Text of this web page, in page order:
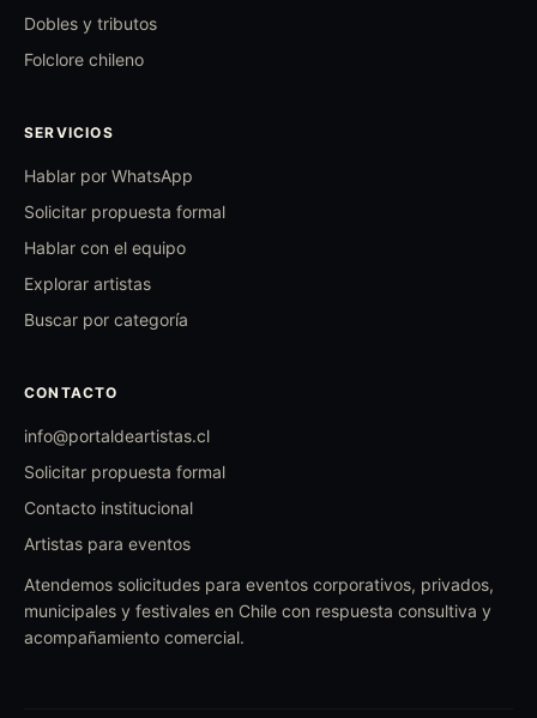
Dobles y tributos
Folclore chileno
SERVICIOS
Hablar por WhatsApp
Solicitar propuesta formal
Hablar con el equipo
Explorar artistas
Buscar por categoría
CONTACTO
info@portaldeartistas.cl
Solicitar propuesta formal
Contacto institucional
Artistas para eventos
Atendemos solicitudes para eventos corporativos, privados,
municipales y festivales en Chile con respuesta consultiva y
acompañamiento comercial.